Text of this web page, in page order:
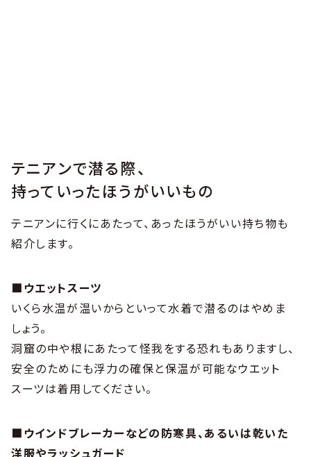
テニアンで潜る際、
持っていったほうがいいもの
テニアンに行くにあたって、あったほうがいい持ち物も
紹介します。
■ウエットスーツ
いくら水温が温いからといって水着で潜るのはやめま
しょう。
洞窟の中や根にあたって怪我をする恐れもありますし、
安全のためにも浮力の確保と保温が可能なウエット
スーツは着用してください。
■ウインドブレーカーなどの防寒具、あるいは乾いた
洋服やラッシュガード